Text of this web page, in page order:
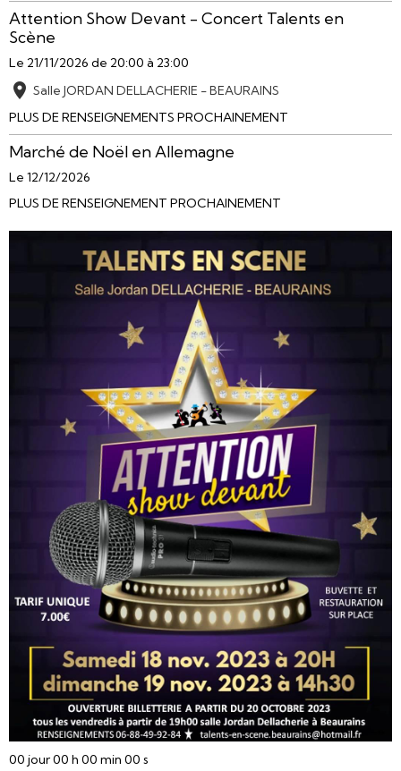
Attention Show Devant - Concert Talents en
Scène
Le 21/11/2026 de 20:00 à 23:00
Salle JORDAN DELLACHERIE - BEAURAINS
PLUS DE RENSEIGNEMENTS PROCHAINEMENT
Marché de Noël en Allemagne
Le 12/12/2026
PLUS DE RENSEIGNEMENT PROCHAINEMENT
00 jour00 h 00 min 00 s